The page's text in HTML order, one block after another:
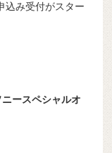
込み受付がスター
ースペシャルオ